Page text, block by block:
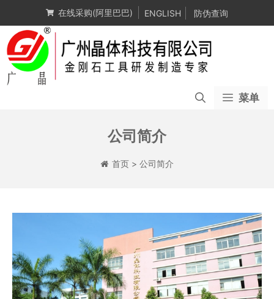
至
内
容
在线采购(阿里巴巴) ENGLISH 防伪查询
菜单
公司简介
首页 > 公司简介